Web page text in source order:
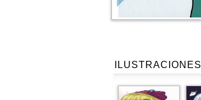
ILUSTRACIONES